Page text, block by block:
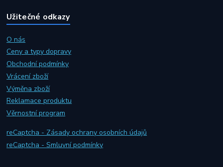
Užitečné odkazy
O nás
Ceny a typy dopravy
Obchodní podmínky
Vrácení zboží
Výměna zboží
Reklamace produktu
Věrnostní program
reCaptcha - Zásady ochrany osobních údajů
reCaptcha - Smluvní podmínky